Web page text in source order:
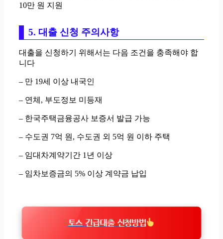
10만 원 지원
5. 대출 신청 주의사항
대출을 신청하기 위해서는 다음 조건을 충족해야 합
니다
– 만 19세 이상 내국인
– 연체, 부도정보 미등재
– 한국주택금융공사 보증서 발급 가능
– 수도권 7억 원, 수도권 외 5억 원 이하 주택
– 임대차계약기간 1년 이상
– 임차보증금의 5% 이상 계약금 납입
토스 긴급대출 신청방법